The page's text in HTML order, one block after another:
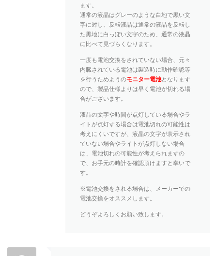
ます。
通常の液晶はグレーのような白地で黒い文
字に対し、反転液晶は通常の液晶を反転し
た黒地に白っぽい文字のため、通常の液晶
に比べて見づらくなります。
一度も電池交換をされていない場合、元々
内臓されている電池は製造時に動作確認等
を行うためようのモニター電池となります
ので、製品仕様よりは早く電池が切れる場
合がございます。
液晶の文字や時間が点灯している場合やラ
イトが点灯する場合は電池切れの可能性は
考えにくいですが、液晶の文字が表示され
ていない場合やライトが点灯しない場合
は、電池切れの可能性が考えられますの
で、お手元の時計を確認頂けますと幸いで
す。
※電池交換をされる場合は、メーカーでの
電池交換をオススメします。
どうぞよろしくお願い致します。